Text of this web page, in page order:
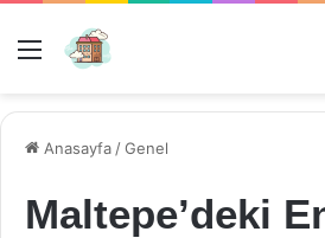
Menü
Anasayfa /Genel
Maltepe’deki